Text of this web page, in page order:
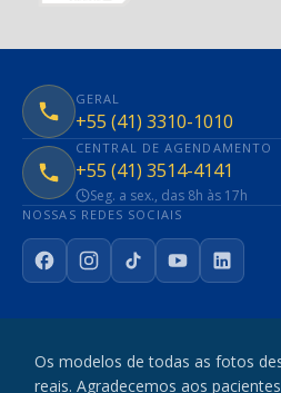
GERAL
+55 (41) 3310-1010
CENTRAL DE AGENDAMENTO
+55 (41) 3514-4141
Seg. a sex., das 8h às 17h
NOSSAS REDES SOCIAIS
FacebookInstagram
TikTokYouTubeLinkedIn
Os modelos de todas as fotos
reais. Agradecemos aos